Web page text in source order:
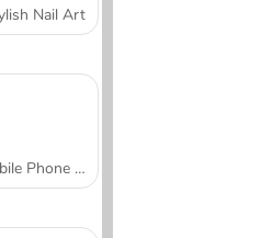
Nail Art
Mobile Phone Case Design & DIY